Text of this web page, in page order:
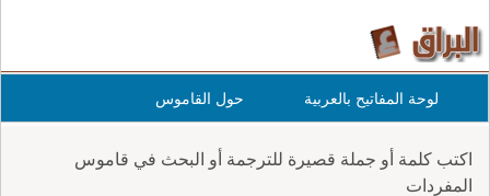
لوحة المفاتيح بالعربية حول القاموس
اكتب كلمة أو جملة قصيرة للترجمة أو البحث في قاموس
المفردات